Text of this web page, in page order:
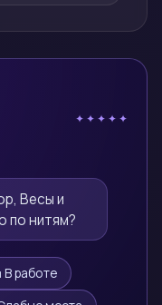
✦✦✦✦✦
Весы и
по нитям?
В работе